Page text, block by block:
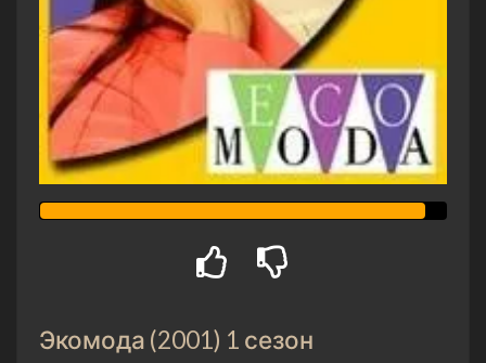
Экомода (2001) 1 сезон